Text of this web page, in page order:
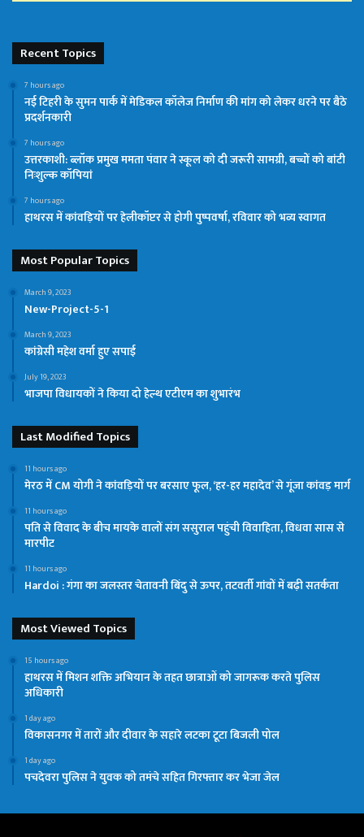
Recent Topics
7 hours ago
नई टिहरी के सुमन पार्क में मेडिकल कॉलेज निर्माण की मांग को लेकर धरने पर बैठे
प्रदर्शनकारी
7 hours ago
उत्तरकाशी: ब्लॉक प्रमुख ममता पंवार ने स्कूल को दी जरूरी सामग्री, बच्चों को बांटी
निःशुल्क कॉपियां
7 hours ago
हाथरस में कांवड़ियों पर हेलीकॉप्टर से होगी पुष्पवर्षा, रविवार को भव्य स्वागत
Most Popular Topics
March 9, 2023
New-Project-5-1
March 9, 2023
कांग्रेसी महेश वर्मा हुए सपाई
July 19, 2023
भाजपा विधायकों ने किया दो हेल्थ एटीएम का शुभारंभ
Last Modified Topics
11 hours ago
मेरठ में CM योगी ने कांवड़ियों पर बरसाए फूल, ‘हर-हर महादेव’ से गूंजा कांवड़ मार्ग
11 hours ago
पति से विवाद के बीच मायके वालों संग ससुराल पहुंची विवाहिता, विधवा सास से
मारपीट
11 hours ago
Hardoi : गंगा का जलस्तर चेतावनी बिंदु से ऊपर, तटवर्ती गांवों में बढ़ी सतर्कता
Most Viewed Topics
15 hours ago
हाथरस में मिशन शक्ति अभियान के तहत छात्राओं को जागरूक करते पुलिस
अधिकारी
1 day ago
विकासनगर में तारों और दीवार के सहारे लटका टूटा बिजली पोल
1 day ago
पचदेवरा पुलिस ने युवक को तमंचे सहित गिरफ्तार कर भेजा जेल